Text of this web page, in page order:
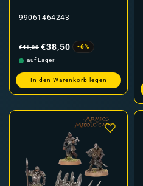
99061464243
Preis
€41,00 €38,50
-6%
auf Lager
In den Warenkorb legen